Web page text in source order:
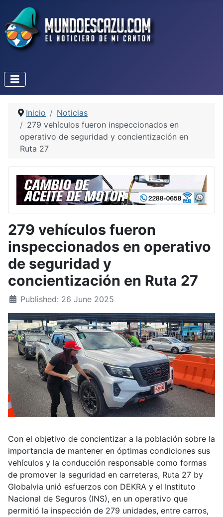
Inicio
Noticias
279 vehículos fueron inspeccionados en
operativo de seguridad y concientización en
Ruta 27
279 vehículos fueron
inspeccionados en operativo
de seguridad y
concientización en Ruta 27
Published: 26 June 2025
Con el objetivo de concientizar a la población sobre la
importancia de mantener en óptimas condiciones sus
vehículos y la conducción responsable como formas
de promover la seguridad en carreteras, Ruta 27 by
Globalvia unió esfuerzos con DEKRA y el Instituto
Nacional de Seguros (INS), en un operativo que
permitió la inspección de 279 unidades, entre carros,